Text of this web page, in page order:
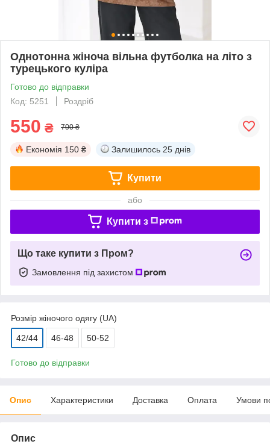
Однотонна жіноча вільна футболка на літо з
турецького куліра
Готово до відправки
Код: 5251
Роздріб
550 ₴ 700 ₴
Економія 150 ₴ Залишилось 25 днів
Купити
або
Купити з
Що таке купити з Пром?
Замовлення під захистом
Розмір жіночого одягу (UA)
42/44 46-48 50-52
Готово до відправки
Опис Характеристики Доставка Оплата Умови
Опис